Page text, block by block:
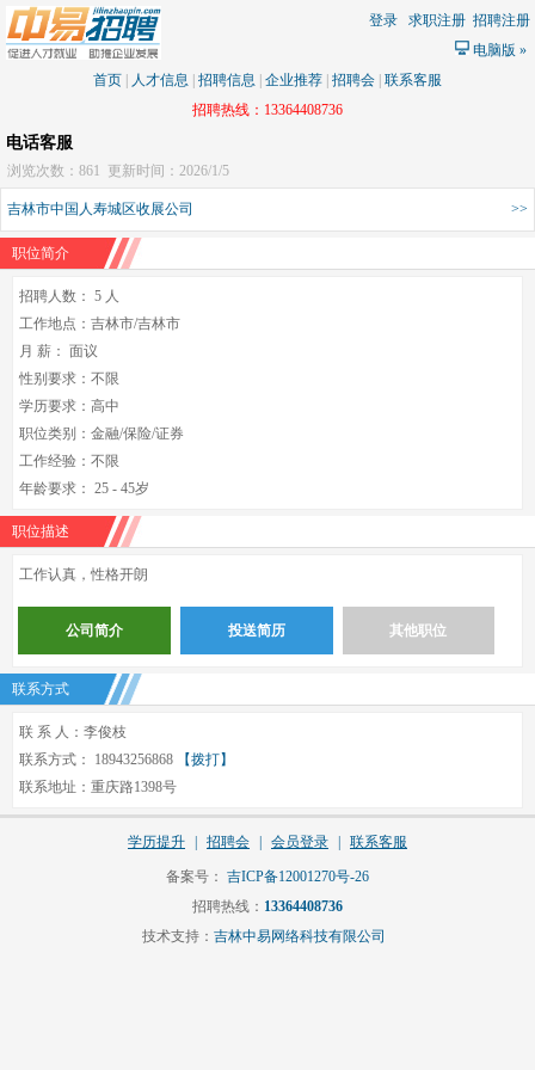
登录 求职注册 招聘注册
电脑版 »
首页
人才信息 招聘信息 企业推荐 招聘会 联系客服
招聘热线：13364408736
电话客服
浏览次数：861 更新时间：2026/1/5
>>
吉林市中国人寿城区收展公司
职位简介
招聘人数： 5 人
工作地点：吉林市/吉林市
月 薪： 面议
性别要求：不限
学历要求：高中
职位类别：金融/保险/证券
工作经验：不限
年龄要求： 25 - 45岁
职位描述
工作认真，性格开朗
公司简介 投送简历 其他职位
联系方式
联 系 人：李俊枝
联系方式： 18943256868
【拨打】
联系地址：重庆路1398号
学历提升 招聘会 会员登录 联系客服
备案号： 吉ICP备12001270号-26
招聘热线： 13364408736
技术支持： 吉林中易网络科技有限公司